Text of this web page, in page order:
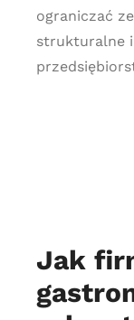
ograniczać
strukturalne
Jak